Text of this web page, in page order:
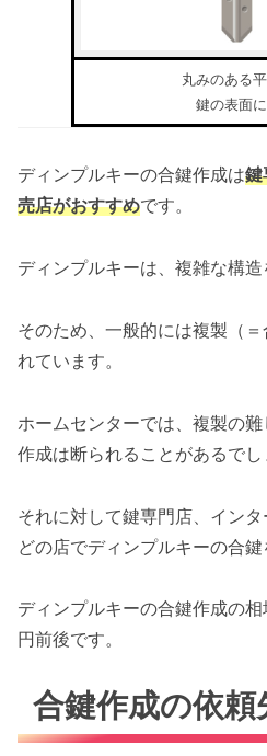
丸みのある
鍵の表面
ディンプルキーの合鍵作成は鍵
売店がおすすめです。
ディンプルキーは、複雑な構造
そのため、一般的には複製（
れています。
ホームセンターでは、複製の
作成は断られることがあるでし
それに対して鍵専門店、イン
どの店でディンプルキーの合鍵
ディンプルキーの合鍵作成の
円前後です。
合鍵作成の依頼